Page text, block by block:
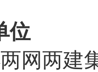
位
网两建